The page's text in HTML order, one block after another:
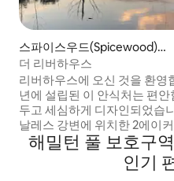
스파이스우드(Spicewood)의
집
더 리버하우스
리버하우스에 오신 것을 환영합니
년에 설립된 이 안식처는 편안
두고 세심하게 디자인되었습
날레스 강변에 위치한 2에이
티드 숙소로 1,900평방피트
피트의 수변을 갖추고 있습니
안하게 잘 수 있으며 전용 야
해밀턴 풀 보호구
인기